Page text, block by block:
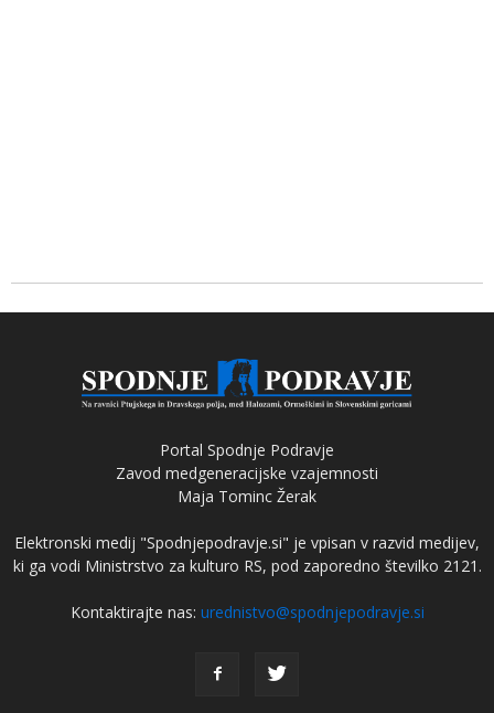
Portal Spodnje Podravje
Zavod medgeneracijske vzajemnosti
Maja Tominc Žerak
Elektronski medij "Spodnjepodravje.si" je vpisan v razvid medijev,
ki ga vodi Ministrstvo za kulturo RS, pod zaporedno številko 2121.
Kontaktirajte nas: urednistvo@spodnjepodravje.si